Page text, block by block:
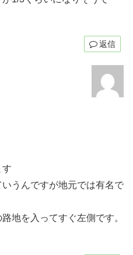
返信
す
うんですが地元では有名で
地を入ってすぐ左側です。